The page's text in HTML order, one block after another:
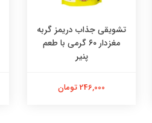
تشویقی جذاب دریمز گربه
مغزدار ۶۰ گرمی با طعم
پنیر
246,000 تومان